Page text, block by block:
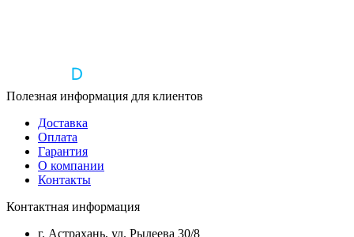
Полезная информация для клиентов
Доставка
Оплата
Гарантия
О компании
Контакты
Контактная информация
г. Астрахань, ул. Рылеева 30/8